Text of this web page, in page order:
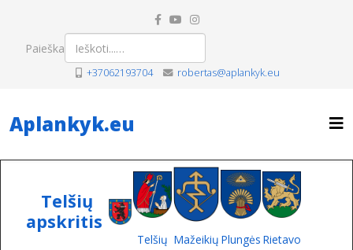
Paieška
+37062193704 robertas@aplankyk.eu
Aplankyk.eu
Telšių
apskritis
Telšių Mažeikių Plungės Rietavo